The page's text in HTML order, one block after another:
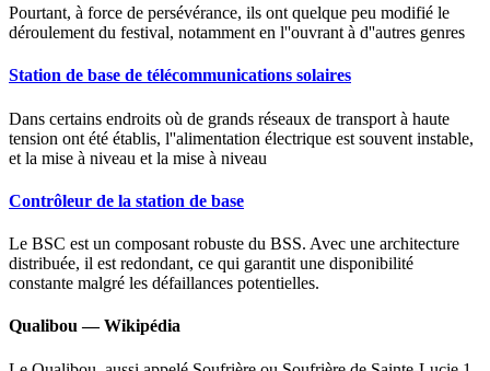
Pourtant, à force de persévérance, ils ont quelque peu modifié le
déroulement du festival, notamment en l''ouvrant à d''autres genres
Station de base de télécommunications solaires
Dans certains endroits où de grands réseaux de transport à haute
tension ont été établis, l''alimentation électrique est souvent instable,
et la mise à niveau et la mise à niveau
Contrôleur de la station de base
Le BSC est un composant robuste du BSS. Avec une architecture
distribuée, il est redondant, ce qui garantit une disponibilité
constante malgré les défaillances potentielles.
Qualibou — Wikipédia